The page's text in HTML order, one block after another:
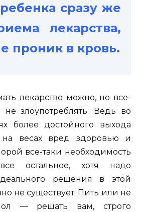
сразу же
лекарства,
проник в кровь.
лекарство можно, но все-
не злоупотреблять. Ведь во
более достойного выхода
на весах вред здоровью и
все-таки необходимость
остальное, хотя надо
решения в этой
не существует. Пить или не
— решать вам, строго